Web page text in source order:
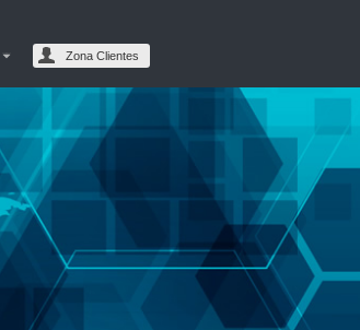
Zona Clientes